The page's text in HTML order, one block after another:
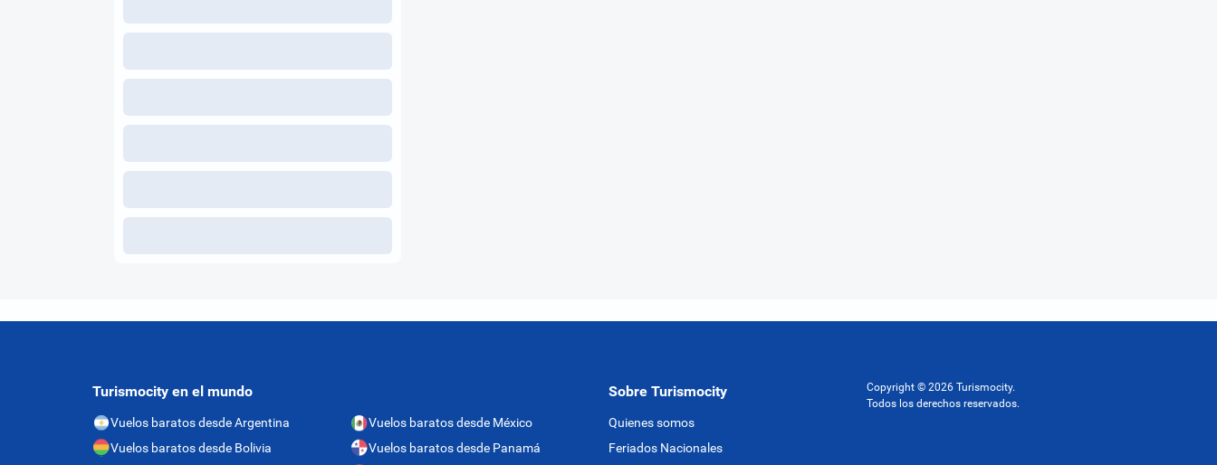
Turismocity en el mundo
Vuelos baratos desde Argentina
Vuelos baratos desde Bolivia
Vuelos baratos desde México
Vuelos baratos desde Panamá
Sobre Turismocity
Quienes somos
Feriados Nacionales
Copyright © 2026 Turismocity.
Todos los derechos reservados.